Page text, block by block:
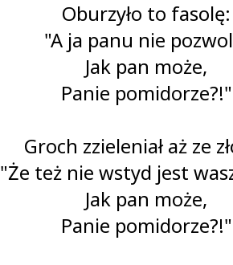
Oburzyło to fasolę:
"A ja panu nie
Jak pan może,
Panie pomidorze?!"
Groch zzieleniał aż ze
"Że też nie wstyd jest
Jak pan może,
Panie pomidorze?!"